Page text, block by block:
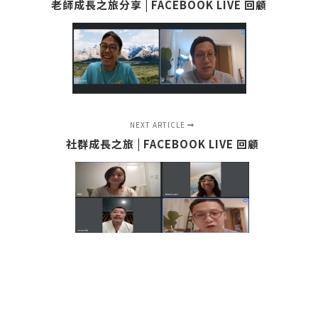
老師成長之旅分享 | FACEBOOK LIVE 回顧
NEXT ARTICLE
社群成長之旅 | FACEBOOK LIVE 回顧